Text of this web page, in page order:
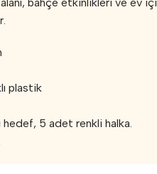
plastik
hedef, 5 adet renkli halka.